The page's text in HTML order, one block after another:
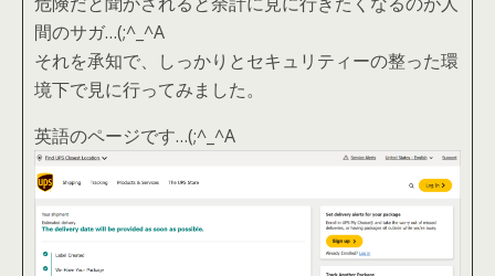
間のサガ…(;^_^A
それを承知で、しっかりとセキュリティーの整った環
境下で見に行ってみました。
英語のページです…(;^_^A